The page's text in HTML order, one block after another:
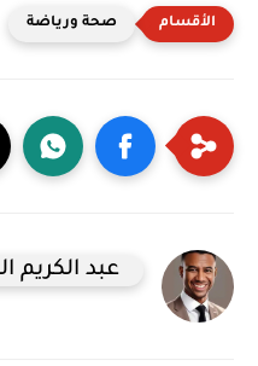
صحة ورياضة
عبد الكريم